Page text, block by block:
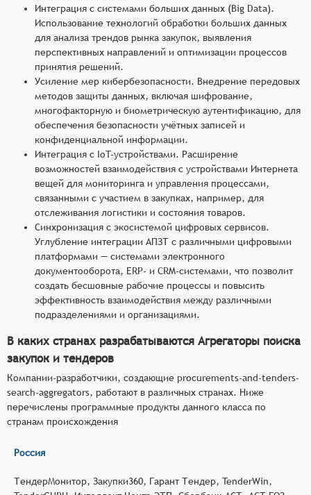
Интеграция с системами больших данных (Big Data).
Использование технологий обработки больших данных
для анализа трендов рынка закупок, выявления
перспективных направлений и оптимизации процессов
принятия решений.
Усиление мер кибербезопасности. Внедрение передовых
методов защиты данных, включая шифрование,
многофакторную и биометрическую аутентификацию, для
обеспечения безопасности учётных записей и
конфиденциальной информации.
Интеграция с IoT-устройствами. Расширение
возможностей взаимодействия с устройствами Интернета
вещей для мониторинга и управления процессами,
связанными с участием в закупках, например, для
отслеживания логистики и состояния товаров.
Синхронизация с экосистемой цифровых сервисов.
Углубление интеграции АПЗТ с различными цифровыми
платформами — системами электронного
документооборота, ERP- и CRM-системами, что позволит
создать бесшовные рабочие процессы и повысить
эффективность взаимодействия между различными
подразделениями и организациями.
В каких странах разрабатываются Агрегаторы поиска
закупок и тендеров
Компании-разработчики, создающие procurements-and-tenders-
search-aggregators, работают в различных странах. Ниже
перечислены программные продукты данного класса по
странам происхождения
Россия
ТендерМонитор, Закупки360, Гарант Тендер, TenderWin,